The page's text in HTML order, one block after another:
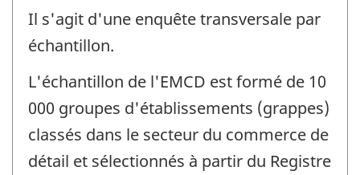
Il s'agit d'une enquête transversale par
échantillon.
L'échantillon de l'EMCD est formé de 10
000 groupes d'établissements (grappes)
classés dans le secteur du commerce de
détail et sélectionnés à partir du Registre